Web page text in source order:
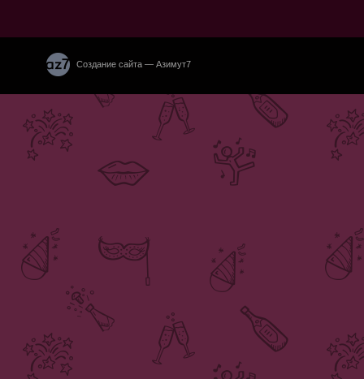
Создание сайта — Азимут7